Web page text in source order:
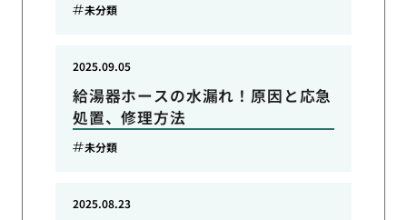
未分類
給湯器ホースの水漏れ！原因と応急
処置、修理方法
2025.09.05
未分類
2025.08.23